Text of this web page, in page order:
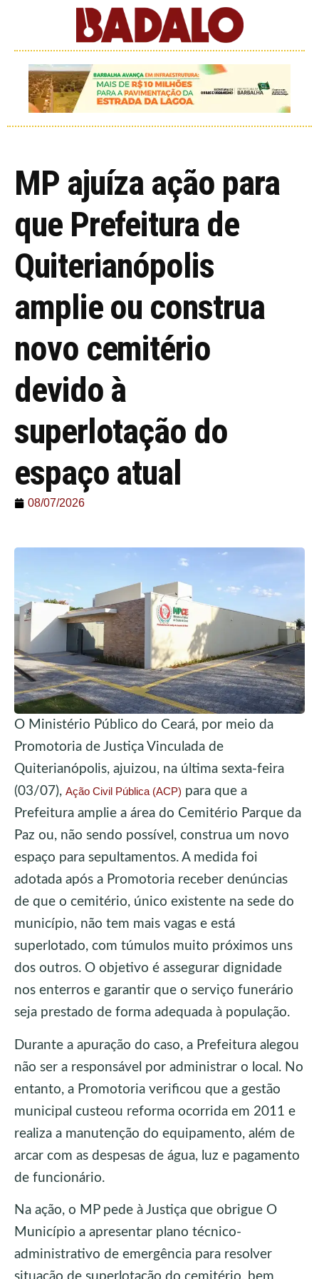
MP ajuíza ação para
que Prefeitura de
Quiterianópolis
amplie ou construa
novo cemitério
devido à
superlotação do
espaço atual
08/07/2026
O Ministério Público do Ceará, por meio da
Promotoria de Justiça Vinculada de
Quiterianópolis, ajuizou, na última sexta-feira
(03/07), Ação Civil Pública (ACP) para que a
Prefeitura amplie a área do Cemitério Parque da
Paz ou, não sendo possível, construa um novo
espaço para sepultamentos. A medida foi
adotada após a Promotoria receber denúncias
de que o cemitério, único existente na sede do
município, não tem mais vagas e está
superlotado, com túmulos muito próximos uns
dos outros. O objetivo é assegurar dignidade
nos enterros e garantir que o serviço funerário
seja prestado de forma adequada à população.
Durante a apuração do caso, a Prefeitura alegou
não ser a responsável por administrar o local. No
entanto, a Promotoria verificou que a gestão
municipal custeou reforma ocorrida em 2011 e
realiza a manutenção do equipamento, além de
arcar com as despesas de água, luz e pagamento
de funcionário.
Na ação, o MP pede à Justiça que obrigue O
Município a apresentar plano técnico-
administrativo de emergência para resolver